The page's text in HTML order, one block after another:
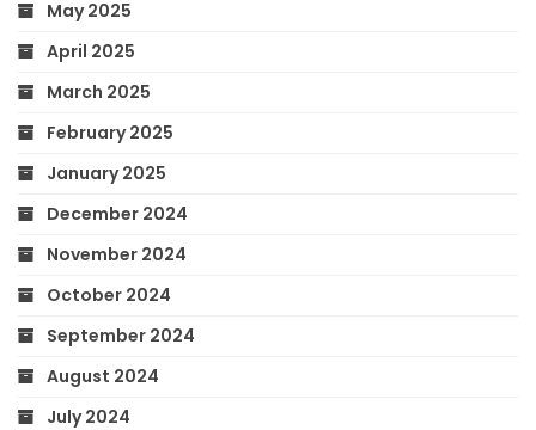
May 2025
April 2025
March 2025
February 2025
January 2025
December 2024
November 2024
October 2024
September 2024
August 2024
July 2024